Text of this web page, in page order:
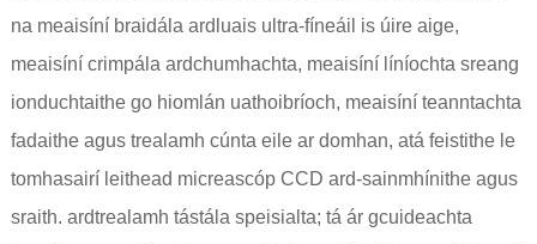
na meaisíní braidála ardluais ultra-fíneáil is úire aige,
meaisíní crimpála ardchumhachta, meaisíní líníochta sreang
ionduchtaithe go hiomlán uathoibríoch, meaisíní teanntachta
fadaithe agus trealamh cúnta eile ar domhan, atá feistithe le
tomhasairí leithead micreascóp CCD ard-sainmhínithe agus
sraith. ardtrealamh tástála speisialta; tá ár gcuideachta